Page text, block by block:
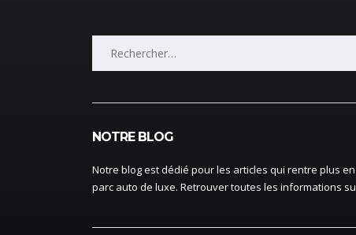
NOTRE BLOG
Notre blog est dédié pour les articles qui rentre plus
parc auto de luxe. Retrouver toutes les informations